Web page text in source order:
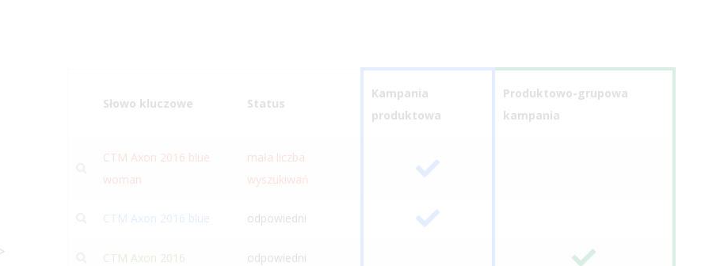
Słowo kluczowe Status
Kampania
produktowa
Produktowo-grupowa
kampania
CTM Axon 2016 blue
woman
mała liczba
wyszukiwań
CTM Axon 2016 blue odpowiedni
CTM Axon 2016 odpowiedni